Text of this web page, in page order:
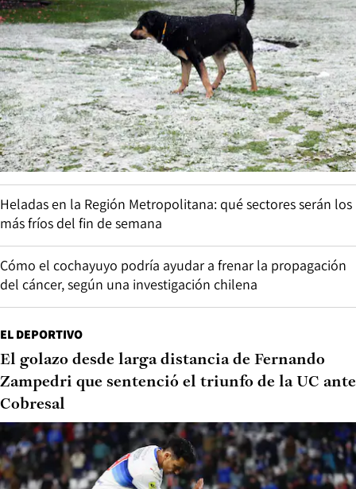
Heladas en la Región Metropolitana: qué sectores serán los
más fríos del fin de semana
Cómo el cochayuyo podría ayudar a frenar la propagación
del cáncer, según una investigación chilena
EL DEPORTIVO
El golazo desde larga distancia de Fernando
Zampedri que sentenció el triunfo de la UC ante
Cobresal